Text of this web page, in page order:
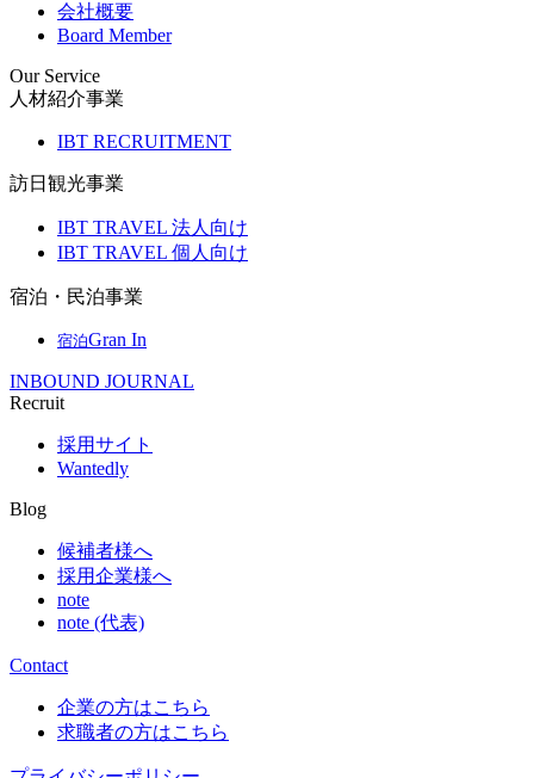
会社概要
Board Member
Our Service
人材紹介事業
IBT RECRUITMENT
訪日観光事業
IBT TRAVEL 法人向け
IBT TRAVEL 個人向け
宿泊・民泊事業
宿泊Gran In
INBOUND JOURNAL
Recruit
採用サイト
Wantedly
Blog
候補者様へ
採用企業様へ
note
note (代表)
Contact
企業の方はこちら
求職者の方はこちら